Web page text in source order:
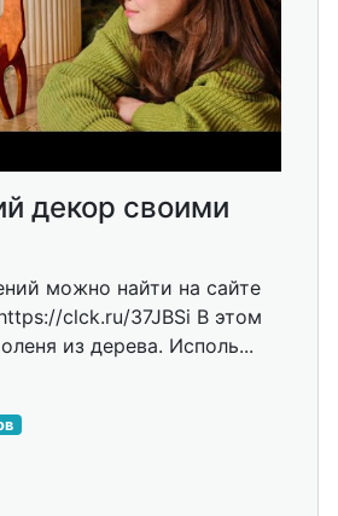
декор своими
можно найти на сайте
clck.ru/37JBSi В этом
из дерева. Исполь...